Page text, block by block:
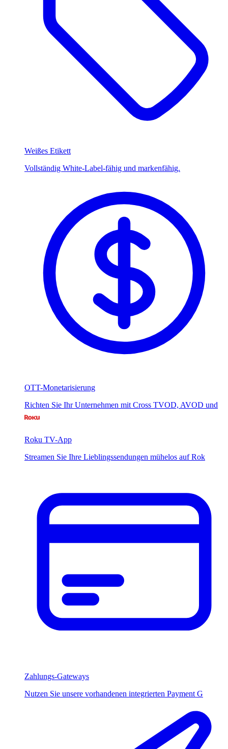
Weißes Etikett
Vollständig White-Label-fähig und markenfähig.
OTT-Monetarisierung
Richten Sie Ihr Unternehmen mit Cross TVOD, AVOD und
Roku TV-App
Streamen Sie Ihre Lieblingssendungen mühelos auf Rok
Zahlungs-Gateways
Nutzen Sie unsere vorhandenen integrierten Payment G